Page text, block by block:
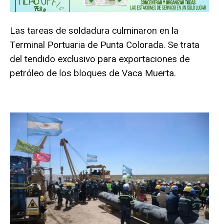
Las tareas de soldadura culminaron en la
Terminal Portuaria de Punta Colorada. Se trata
del tendido exclusivo para exportaciones de
petróleo de los bloques de Vaca Muerta.